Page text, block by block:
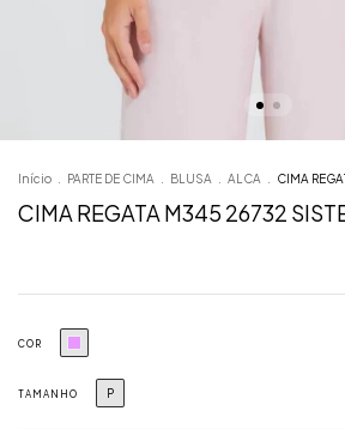
Início PARTE DE CIMA BLUSA ALCA CIMA
CIMA REGATA M345 26732
COR
TAMANHO P